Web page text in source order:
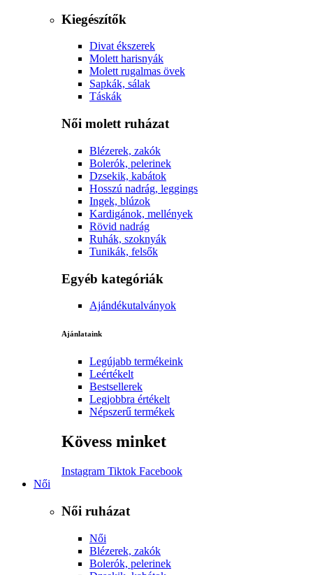
Kiegészítők
Divat ékszerek
Molett harisnyák
Molett rugalmas övek
Sapkák, sálak
Táskák
Női molett ruházat
Blézerek, zakók
Bolerók, pelerinek
Dzsekik, kabátok
Hosszú nadrág, leggings
Ingek, blúzok
Kardigánok, mellények
Rövid nadrág
Ruhák, szoknyák
Tunikák, felsők
Egyéb kategóriák
Ajándékutalványok
Ajánlataink
Legújabb termékeink
Leértékelt
Bestsellerek
Legjobbra értékelt
Népszerű termékek
Kövess minket
Instagram Tiktok Facebook
Női
Női ruházat
Női
Blézerek, zakók
Bolerók, pelerinek